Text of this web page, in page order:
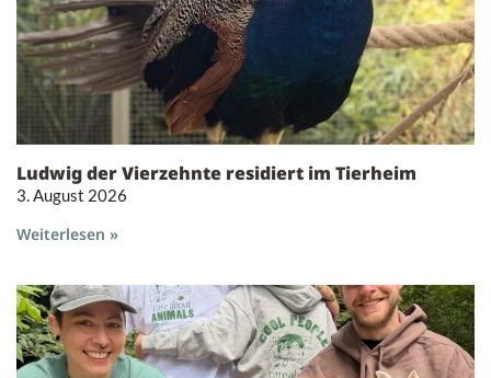
Ludwig der Vierzehnte residiert im Tierheim
3. August 2026
Weiterlesen »